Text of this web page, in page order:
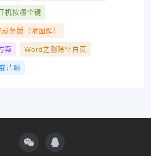
机按哪个键
竖版（附图解）
案 Word之删除空白页
清晰